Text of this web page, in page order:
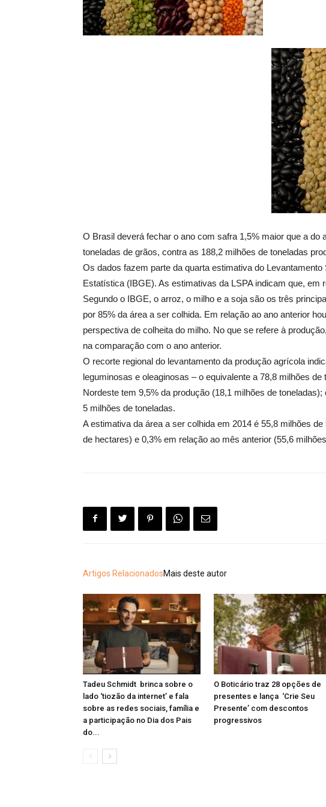
O Brasil deverá fechar o ano com safra 1,5% maior que a
toneladas de grãos, contra as 188,2 milhões de toneladas
Os dados fazem parte da quarta estimativa do
Estatística (IBGE). As estimativas da LSPA indicam que,
Segundo o IBGE, o arroz, o milho e a soja são os três
por 85% da área a ser colhida. Em relação ao ano anterior
perspectiva de colheita do milho. No que se refere à
na comparação com o ano anterior.
O recorte regional do levantamento da produção agrícola
leguminosas e oleaginosas – o equivalente a 78,8 milhões
Nordeste tem 9,5% da produção (18,1 milhões de
5 milhões de toneladas.
A estimativa da área a ser colhida em 2014 é 55,8 milhões
de hectares) e 0,3% em relação ao mês anterior (55,6
Artigos RelacionadosMais deste autor
Tadeu Schmidt brinca sobre o
lado ‘tiozão da internet’ e fala
sobre as redes sociais, família e
a participação no Dia dos Pais
do...
O Boticário traz 28 opções de
presentes e lança ‘Crie Seu
Presente’ com descontos
progressivos